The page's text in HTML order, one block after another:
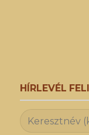
HÍRLEVÉL